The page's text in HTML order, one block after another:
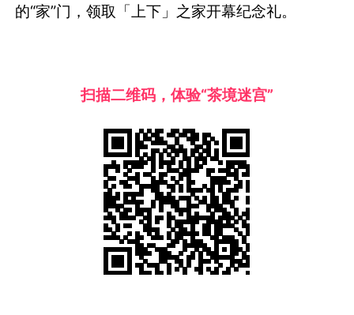
的“家”门，领取「上下」之家开幕纪念礼。
扫描二维码，体验“茶境迷宫”